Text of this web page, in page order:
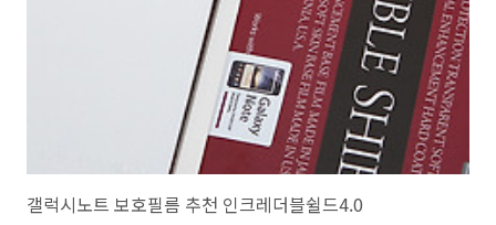
은 단단한 형태이고 가장자리 부분은 말랑한 재질이 적용된 그런것으로
갤럭시노트 보호필름 추천 인크레더블쉴드4.0